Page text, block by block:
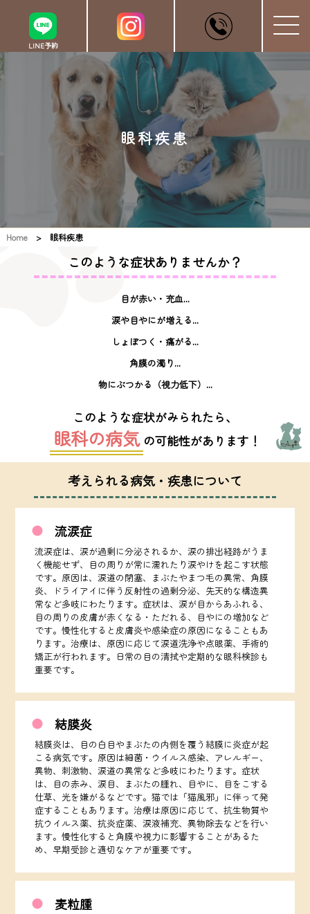
LINE予約
眼科疾患
Home> 眼科疾患
このような症状ありませんか？
目が赤い・充血...
涙や目やにが増える...
しょぼつく・痛がる...
角膜の濁り...
物にぶつかる（視力低下）...
このような症状がみられたら、
眼科の病気 の可能性があります！
考えられる病気・疾患について
流涙症
流涙症は、涙が過剰に分泌されるか、涙の排出経路がうま
く機能せず、目の周りが常に濡れたり涙やけを起こす状態
です。原因は、涙道の閉塞、まぶたやまつ毛の異常、角膜
炎、ドライアイに伴う反射性の過剰分泌、先天的な構造異
常など多岐にわたります。症状は、涙が目からあふれる、
目の周りの皮膚が赤くなる・ただれる、目やにの増加など
です。慢性化すると皮膚炎や感染症の原因になることもあ
ります。治療は、原因に応じて涙道洗浄や点眼薬、手術的
矯正が行われます。日常の目の清拭や定期的な眼科検診も
重要です。
結膜炎
結膜炎は、目の白目やまぶたの内側を覆う結膜に炎症が起
こる病気です。原因は細菌・ウイルス感染、アレルギー、
異物、刺激物、涙道の異常など多岐にわたります。症状
は、目の赤み、涙目、まぶたの腫れ、目やに、目をこする
仕草、光を嫌がるなどです。猫では「猫風邪」に伴って発
症することもあります。治療は原因に応じて、抗生物質や
抗ウイルス薬、抗炎症薬、涙液補充、異物除去などを行い
ます。慢性化すると角膜や視力に影響することがあるた
め、早期受診と適切なケアが重要です。
麦粒腫